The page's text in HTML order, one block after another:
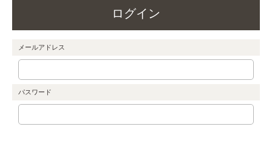
ログイン
メールアドレス
パスワード